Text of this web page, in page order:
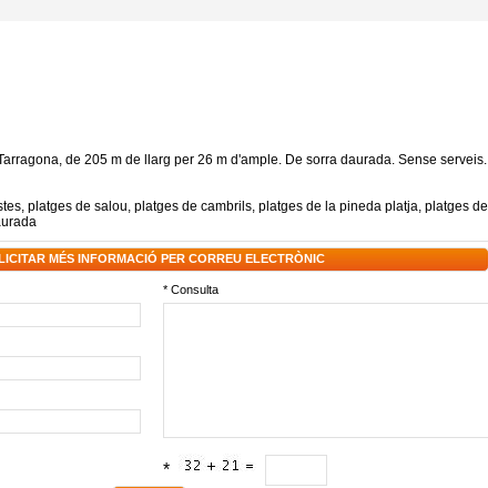
, de 205 m de llarg per 26 m d'ample. De sorra daurada. Sense serveis.
, platges de salou, platges de cambrils, platges de la pineda platja, platges de
MÉS INFORMACIÓ PER CORREU ELECTRÒNIC
* Consulta
*